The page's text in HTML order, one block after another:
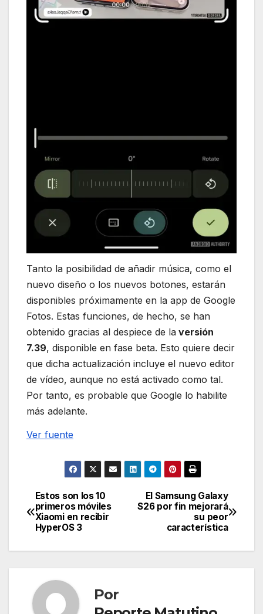
Tanto la posibilidad de añadir música, como el
nuevo diseño o los nuevos botones, estarán
disponibles próximamente en la app de Google
Fotos. Estas funciones, de hecho, se han
obtenido gracias al despiece de la versión
7.39, disponible en fase beta. Esto quiere decir
que dicha actualización incluye el nuevo editor
de vídeo, aunque no está activado como tal.
Por tanto, es probable que Google lo habilite
más adelante.
Ver fuente
Navegación
de
entradas
El Samsung Galaxy
S26 por fin mejorará
su peor
característica
Estos son los 10
primeros móviles
Xiaomi en recibir
HyperOS 3
Por